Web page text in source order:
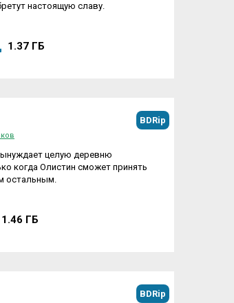
настоящую славу.
1.37 ГБ
BDRip
целую деревню
когда Олистин сможет принять
остальным.
1.46 ГБ
BDRip